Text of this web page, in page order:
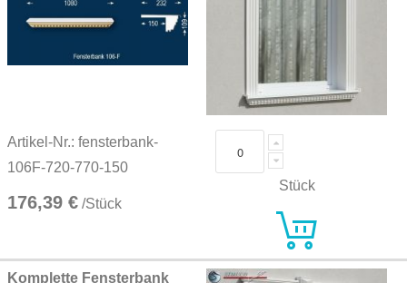
Artikel-Nr.: fensterbank-
106F-720-770-150
176,39 € /Stück
Stück
Komplette Fensterbank